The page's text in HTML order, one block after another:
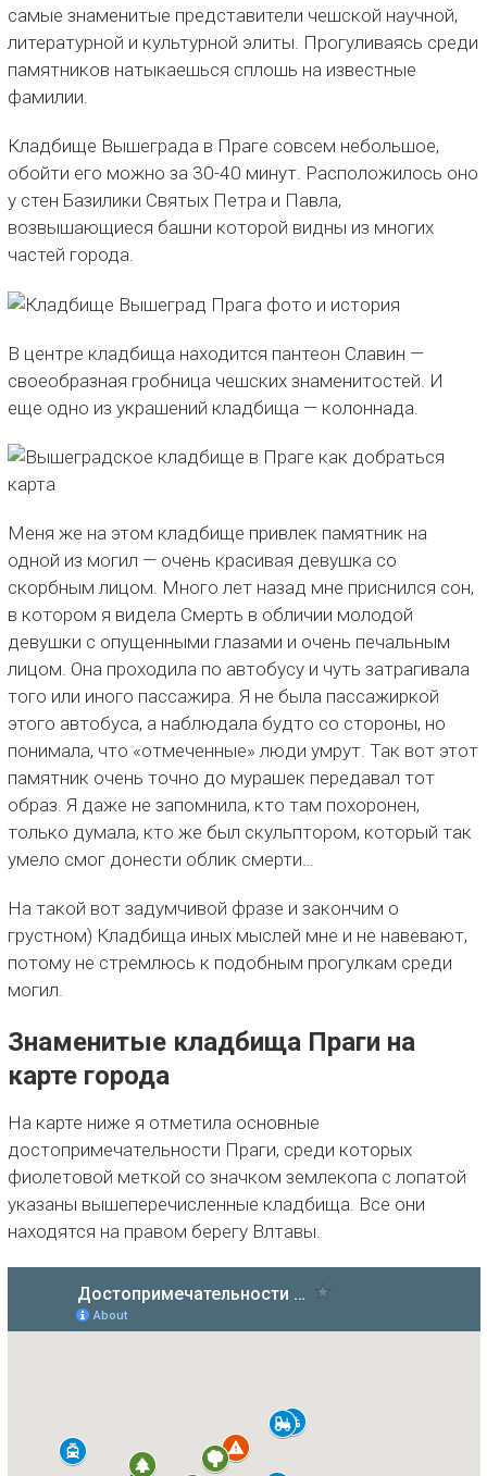
самые знаменитые представители чешской научной,
литературной и культурной элиты. Прогуливаясь среди
памятников натыкаешься сплошь на известные
фамилии.
Кладбище Вышеграда в Праге совсем небольшое,
обойти его можно за 30-40 минут. Расположилось оно
у стен Базилики Святых Петра и Павла,
возвышающиеся башни которой видны из многих
частей города.
В центре кладбища находится пантеон Славин —
своеобразная гробница чешских знаменитостей. И
еще одно из украшений кладбища — колоннада.
Меня же на этом кладбище привлек памятник на
одной из могил — очень красивая девушка со
скорбным лицом. Много лет назад мне приснился сон,
в котором я видела Смерть в обличии молодой
девушки с опущенными глазами и очень печальным
лицом. Она проходила по автобусу и чуть затрагивала
того или иного пассажира. Я не была пассажиркой
этого автобуса, а наблюдала будто со стороны, но
понимала, что «отмеченные» люди умрут. Так вот этот
памятник очень точно до мурашек передавал тот
образ. Я даже не запомнила, кто там похоронен,
только думала, кто же был скульптором, который так
умело смог донести облик смерти…
На такой вот задумчивой фразе и закончим о
грустном) Кладбища иных мыслей мне и не навевают,
потому не стремлюсь к подобным прогулкам среди
могил.
Знаменитые кладбища Праги на
карте города
На карте ниже я отметила основные
достопримечательности Праги, среди которых
фиолетовой меткой со значком землекопа с лопатой
указаны вышеперечисленные кладбища. Все они
находятся на правом берегу Влтавы.